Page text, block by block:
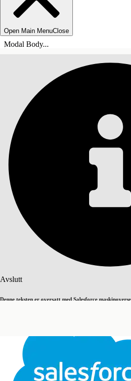
Open Main MenuClose
Modal Body...
Avslutt
Denne teksten er oversatt med Salesforce
Avslutt Avslutt
Vis innholdsfortegnelse